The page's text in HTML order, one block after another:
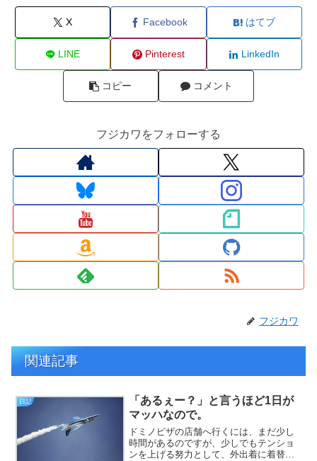
X Facebook はてブ
LINE Pinterest LinkedIn
コピー コメント
フジカワをフォローする
フジカワ
関連記事
日記
「あるぇー？」と言うほど1日が
マッハなので。
ドミノピザの店舗へ行くには、まだ少し
時間があるのですが、少しでもテンショ
ンを上げる努力として、外出着に着替え